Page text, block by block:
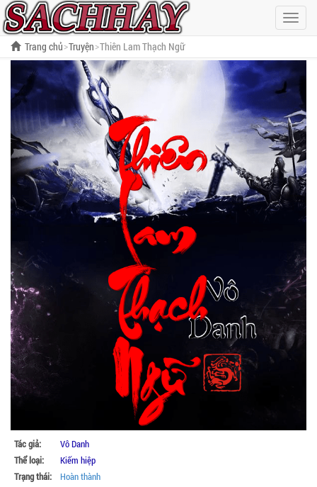
Hiện
menu
Trang chủ Truyện Thiên Lam Thạch Ngữ
Tác giả:
Vô Danh
Thể loại:
Kiếm hiệp
Trạng thái:
Hoàn thành